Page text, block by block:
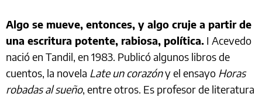
Algo se mueve, entonces, y algo cruje a partir de
una escritura potente, rabiosa, política. I Acevedo
nació en Tandil, en 1983. Publicó algunos libros de
cuentos, la novela Late un corazóny el ensayo Horas
robadas al sueño, entre otros. Es profesor de literatura